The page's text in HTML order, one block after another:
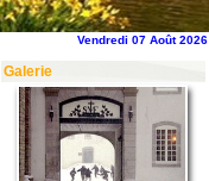
Vendredi 07 Août 2026
Galerie